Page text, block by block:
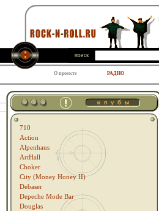
О проекте РАДИО
710
Action
Alpenhaus
ArtHall
Choker
City (Money Honey II)
Debaser
Depeche Mode Bar
Douglas